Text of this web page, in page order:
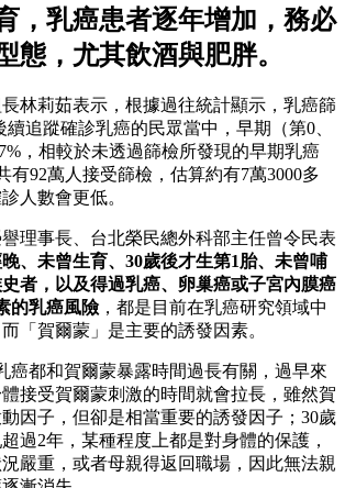
，乳癌患者逐年增加，務必
態，尤其飲酒與肥胖。
林莉茹表示，根據過往統計顯示，乳癌篩
追蹤確診乳癌的民眾當中，早期（第0、
，相較於未透過篩檢所發現的早期乳癌
有92萬人接受篩檢，估算約有7萬3000多
人數會更低。
理事長、台北榮民總外科部主任曾令民表
、未曾生育、30歲後才生第1胎、未曾哺
者，以及得過乳癌、卵巢癌或子宮內膜癌
的乳癌風險 ，都是目前在乳癌研究領域中
「賀爾蒙」是主要的誘發因素。
癌都和賀爾蒙暴露時間過長有關，過早來
接受賀爾蒙刺激的時間就會拉長，雖然賀
因子，但卻是相當重要的誘發因子；30歲
過2年，某種程度上都是對身體的保護，
嚴重，或者母親得返回職場，因此無法親